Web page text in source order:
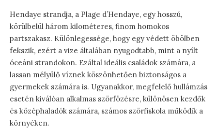
Hendaye strandja, a Plage d’Hendaye, egy hosszú,
körülbelül három kilométeres, finom homokos
partszakasz. Különlegessége, hogy egy védett öbölben
fekszik, ezért a vize általában nyugodtabb, mint a nyílt
óceáni strandokon. Ezáltal ideális családok számára, a
lassan mélyülő víznek köszönhetően biztonságos a
gyermekek számára is. Ugyanakkor, megfelelő hullámzás
esetén kiválóan alkalmas szörfözésre, különösen kezdők
és középhaladók számára, számos szörfiskola működik a
környéken.